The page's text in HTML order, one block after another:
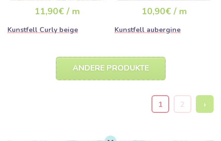
11,90€ / m
Kunstfell Curly beige
10,90€ / m
Kunstfell aubergine
ANDERE PRODUKTE
1 2 ›